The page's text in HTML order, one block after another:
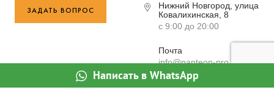
ЗАДАТЬ ВОПРОС
Нижний Новгород, улица
Ковалихинская, 8
с 9:00 до 20:00
Почта
info@panteon-pro.ru
Написать в WhatsApp